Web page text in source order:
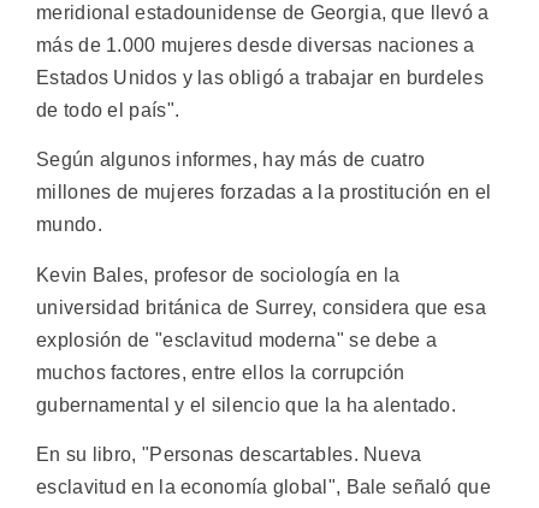
meridional estadounidense de Georgia, que llevó a
más de 1.000 mujeres desde diversas naciones a
Estados Unidos y las obligó a trabajar en burdeles
de todo el país".
Según algunos informes, hay más de cuatro
millones de mujeres forzadas a la prostitución en el
mundo.
Kevin Bales, profesor de sociología en la
universidad británica de Surrey, considera que esa
explosión de "esclavitud moderna" se debe a
muchos factores, entre ellos la corrupción
gubernamental y el silencio que la ha alentado.
En su libro, "Personas descartables. Nueva
esclavitud en la economía global", Bale señaló que